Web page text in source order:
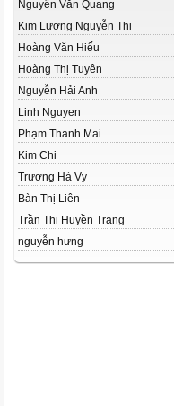
Nguyễn Văn Quang
Kim Lượng Nguyễn Thị
Hoàng Văn Hiếu
Hoàng Thị Tuyên
Nguyễn Hải Anh
Linh Nguyen
Phạm Thanh Mai
Kim Chi
Trương Hà Vy
Bàn Thị Liên
Trần Thị Huyền Trang
nguyễn hưng